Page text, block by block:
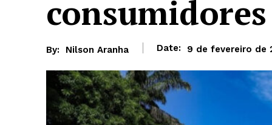
consumidores
By: Nilson Aranha Date: 9 de fevereiro de